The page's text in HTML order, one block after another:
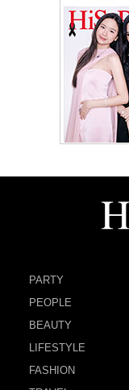
PARTY
PEOPLE
BEAUTY
LIFESTYLE
FASHION